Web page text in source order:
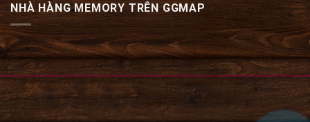
NHÀ HÀNG MEMORY TRÊN GGMAP